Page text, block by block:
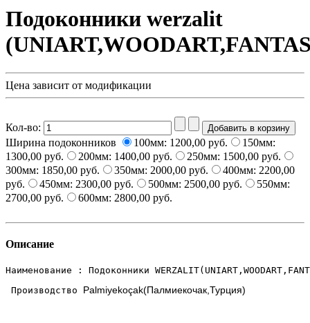
Подоконники werzalit
Цена зависит от модификации
Кол-во:
Ширина подоконников
100мм: 1200,00 руб.
150мм:
1300,00 руб.
200мм: 1400,00 руб. 250мм: 1500,00 руб.
300мм: 1850,00 руб. 350мм: 2000,00 руб. 400мм: 2200,00
руб.
450мм: 2300,00 руб. 500мм: 2500,00 руб.
550мм:
2700,00 руб.
600мм: 2800,00 руб.
Описание
Наименование : Подоконники
Производство Palmiyekoçak(Палмиекочак,Турция)